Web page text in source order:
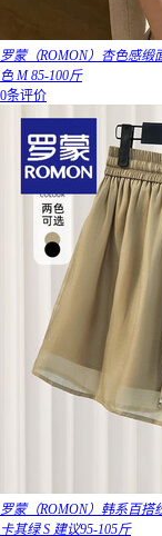
罗蒙（ROMON）杏色感
色 M 85-100斤
0条评价
罗蒙（ROMON）韩系百
卡其绿 S 建议95-105斤